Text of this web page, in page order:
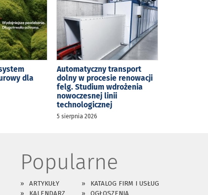
dla
Automatyczny transport
dolny w procesie renowacji
felg. Studium wdrożenia
nowoczesnej linii
technologicznej
5 sierpnia 2026
Popularne
ARTYKUŁY
KATALOG FIRM I USŁUG
KALENDARZ
OGŁOSZENIA